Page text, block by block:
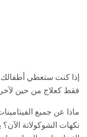
إذا كنت ستعطي أطفالك
فقط كعلاج من حين
ماذا عن جميع
نكهات الشوكولاتة